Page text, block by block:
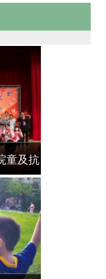
童及抗